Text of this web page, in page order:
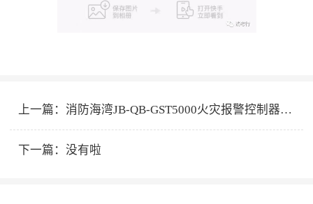
上一篇：消防海湾JB-QB-GST5000火灾报警控制器更换打印纸
下一篇：没有啦